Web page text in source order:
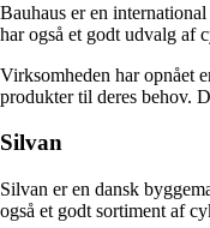
Bauhaus er en
har også et godt udvalg af
Virksomheden har opnået
produkter til deres behov.
Silvan
Silvan er en dansk
også et godt sortiment af